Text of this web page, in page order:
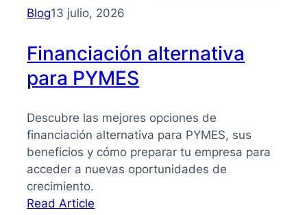
necesitas
tomar
mejores
decisiones
Blog13 julio, 2026
Financiación alternativa
para PYMES
Descubre las mejores opciones de
financiación alternativa para PYMES, sus
beneficios y cómo preparar tu empresa para
acceder a nuevas oportunidades de
crecimiento.
Read Article